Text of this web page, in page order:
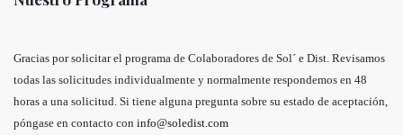
Gracias por solicitar el programa de Colaboradores de Sol´ e Dist. Revisamos
todas las solicitudes individualmente y normalmente respondemos en 48
horas a una solicitud. Si tiene alguna pregunta sobre su estado de aceptación,
póngase en contacto con info@soledist.com